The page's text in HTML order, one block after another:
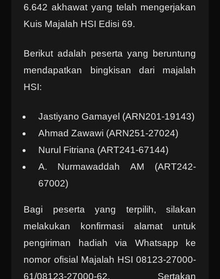
6.642 akhawat yang telah mengerjakan
Kuis Majalah HSI Edisi 69.
Berikut adalah peserta yang beruntung
mendapatkan bingkisan dari majalah
HSI:
Jastiyano Gamayel (ARN201-19143)
Ahmad Zawawi (ARN251-27024)
Nurul Fitriana (ART241-67144)
A. Nurmawaddah AM (ART242-
67002)
Bagi peserta yang terpilih, silakan
melakukan konfirmasi alamat untuk
pengiriman hadiah via Whatsapp ke
nomor ofisial Majalah HSI 08123-27000-
61/08123-27000-62. Sertakan